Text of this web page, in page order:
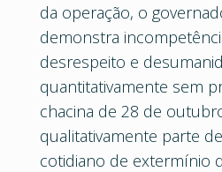
da operação, o
demonstra
desrespeito e
quantitativamente sem
chacina de 28 de
qualitativamente parte
cotidiano de extermínio